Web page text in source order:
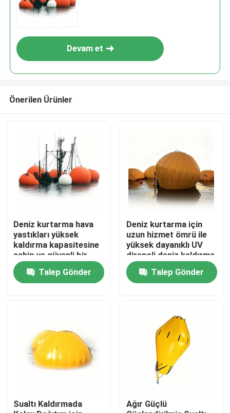
Ana sayfa
VİDEOLAR
Devam et
Önerilen Ürünler
Deniz kurtarma hava
yastıkları yüksek
kaldırma kapasitesine
sahip ve güvenli bir
şekilde kullanılması
için aşınmaya dayanıklı
Talep Gönder
Deniz kurtarma için
uzun hizmet ömrü ile
yüksek dayanıklı UV
dirençli deniz kaldırma
çantaları
Talep Gönder
Sualtı Kaldırmada
Ağır Güçlü